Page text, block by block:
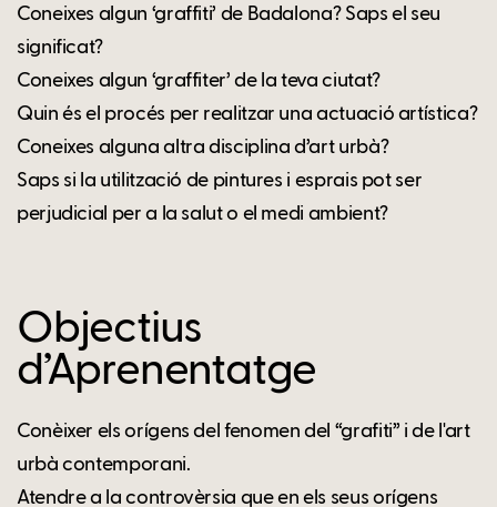
Coneixes algun ‘graffiti’ de Badalona? Saps el seu
significat?
Coneixes algun ‘graffiter’ de la teva ciutat?
Quin és el procés per realitzar una actuació artística?
Coneixes alguna altra disciplina d’art urbà?
Saps si la utilització de pintures i esprais pot ser
perjudicial per a la salut o el medi ambient?
Objectius
d’Aprenentatge
Conèixer els orígens del fenomen del “grafiti” i de l'art
urbà contemporani.
Atendre a la controvèrsia que en els seus orígens